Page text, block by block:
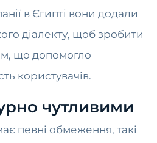
в Єгипті вони додали
діалекту, щоб зробити
що допомогло
користувачів.
чутливими
певні обмеження, такі